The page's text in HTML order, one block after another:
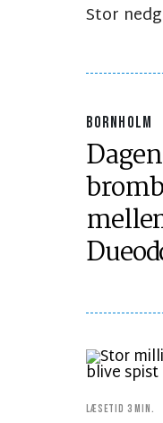
Stor
BORNHOLM
LÆSETID 3 MIN.